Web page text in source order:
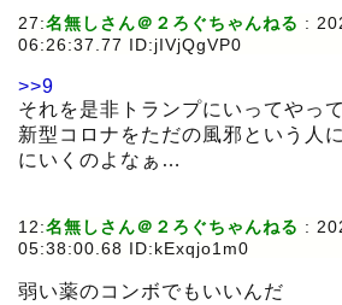
27:名無しさん＠２ろぐちゃんねる :
06:26:37.77 ID:jIVjQgVP0
>>9
それを是非トランプにいってやっ
新型コロナをただの風邪という人
にいくのよなぁ…
12:名無しさん＠２ろぐちゃんねる :
05:38:00.68 ID:kExqjo1m0
弱い薬のコンボでもいいんだ